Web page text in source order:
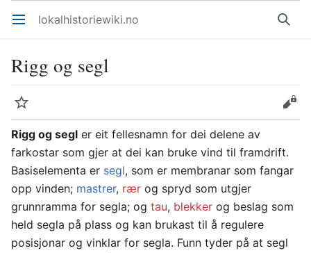
Åpne hovedmenyen lokalhistoriewiki.no Søk
Rigg og segl
Overvåk
Rediger
Rigg og segl er eit fellesnamn for dei delene av
farkostar som gjer at dei kan bruke vind til framdrift.
Basiselementa er segl, som er membranar som fangar
opp vinden; mastrer, rær og spryd som utgjer
grunnramma for segla; og tau, blekker og beslag som
held segla på plass og kan brukast til å regulere
posisjonar og vinklar for segla. Funn tyder på at segl